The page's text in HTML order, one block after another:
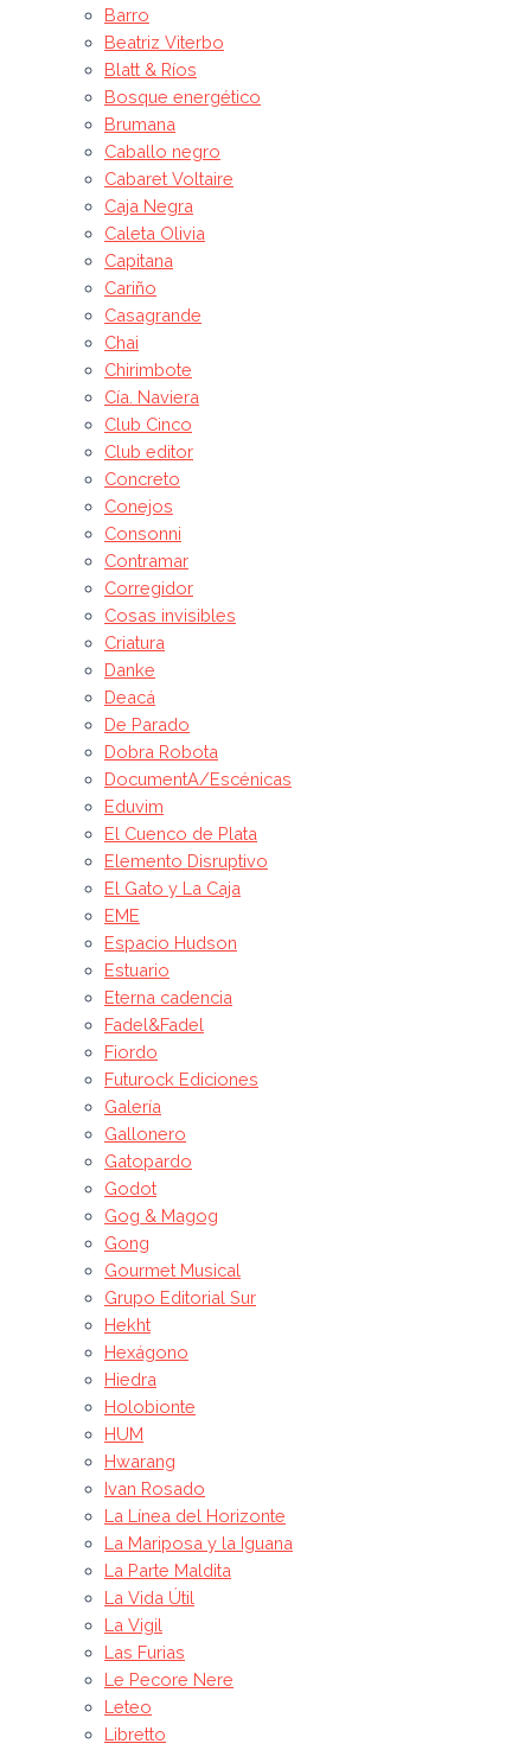
Barro
Beatriz Viterbo
Blatt & Ríos
Bosque energético
Brumana
Caballo negro
Cabaret Voltaire
Caja Negra
Caleta Olivia
Capitana
Cariño
Casagrande
Chai
Chirimbote
Cía. Naviera
Club Cinco
Club editor
Concreto
Conejos
Consonni
Contramar
Corregidor
Cosas invisibles
Criatura
Danke
Deacá
De Parado
Dobra Robota
DocumentA/Escénicas
Eduvim
El Cuenco de Plata
Elemento Disruptivo
El Gato y La Caja
EME
Espacio Hudson
Estuario
Eterna cadencia
Fadel&Fadel
Fiordo
Futurock Ediciones
Galería
Gallonero
Gatopardo
Godot
Gog & Magog
Gong
Gourmet Musical
Grupo Editorial Sur
Hekht
Hexágono
Hiedra
Holobionte
HUM
Hwarang
Ivan Rosado
La Línea del Horizonte
La Mariposa y la Iguana
La Parte Maldita
La Vida Útil
La Vigil
Las Furias
Le Pecore Nere
Leteo
Libretto